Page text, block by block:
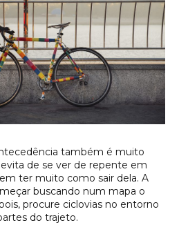
também é muito
de se ver de repente em
ter muito como sair dela. A
buscando num mapa o
procure ciclovias no entorno
do trajeto.